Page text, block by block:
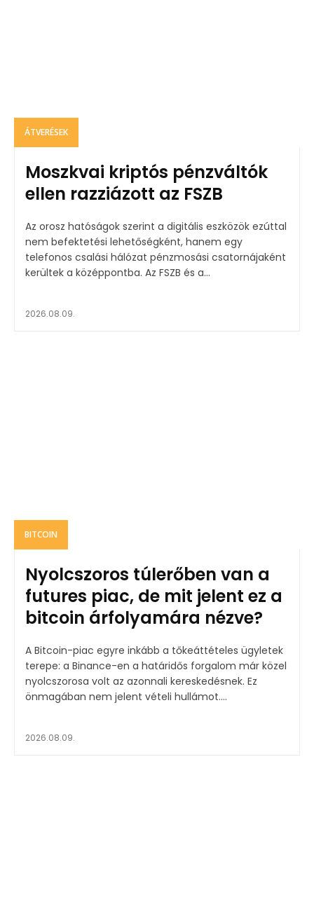
ÁTVERÉSEK
Moszkvai kriptós pénzváltók
ellen razziázott az FSZB
Az orosz hatóságok szerint a digitális eszközök ezúttal
nem befektetési lehetőségként, hanem egy
telefonos csalási hálózat pénzmosási csatornájaként
kerültek a középpontba. Az FSZB és a...
2026.08.09.
BITCOIN
Nyolcszoros túlerőben van a
futures piac, de mit jelent ez a
bitcoin árfolyamára nézve?
A Bitcoin-piac egyre inkább a tőkeáttételes ügyletek
terepe: a Binance-en a határidős forgalom már közel
nyolcszorosa volt az azonnali kereskedésnek. Ez
önmagában nem jelent vételi hullámot....
2026.08.09.